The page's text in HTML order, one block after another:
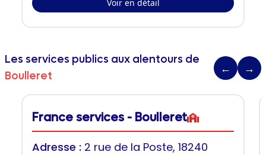
Voir en détail
Les services publics aux alentours de
Boulleret
← →
France services - Boulleret
Adresse : 2 rue de la Poste, 18240